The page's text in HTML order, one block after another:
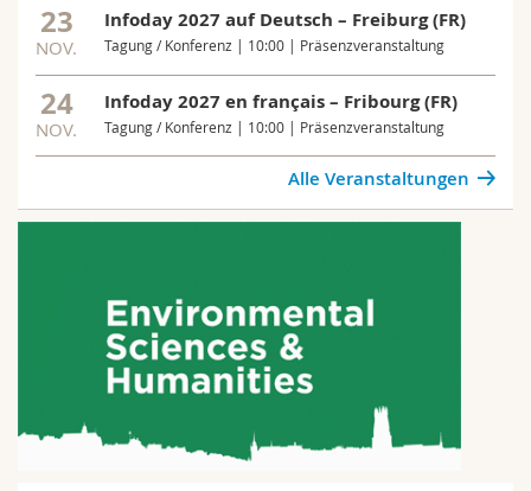
23
NOV.
Infoday 2027 auf Deutsch – Freiburg (FR)
Tagung / Konferenz | 10:00 | Präsenzveranstaltung
24
NOV.
Infoday 2027 en français – Fribourg (FR)
Tagung / Konferenz | 10:00 | Präsenzveranstaltung
Alle Veranstaltungen